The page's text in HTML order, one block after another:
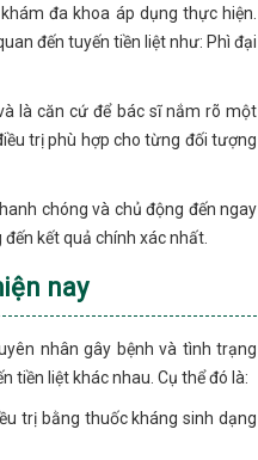
đa khoa áp dụng thực hiện.
đến tuyến tiền liệt như: Phì đại
là căn cứ để bác sĩ nắm rõ một
trị phù hợp cho từng đối tượng
chóng và chủ động đến ngay
kết quả chính xác nhất.
nay
nhân gây bệnh và tình trạng
tiền liệt khác nhau. Cụ thể đó là:
trị bằng thuốc kháng sinh dạng